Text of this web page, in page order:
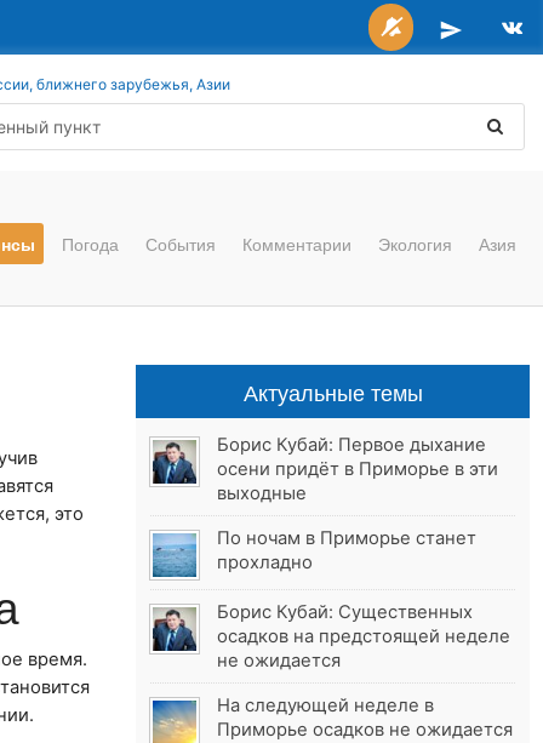
ближнего зарубежья, Азии
Погода События Комментарии Экология Азия
это
время.
Актуальные темы
Борис Кубай: Первое дыхание
осени придёт в Приморье в эти
выходные
По ночам в Приморье станет
прохладно
Борис Кубай: Существенных
осадков на предстоящей неделе
не ожидается
На следующей неделе в
Приморье осадков не ожидается